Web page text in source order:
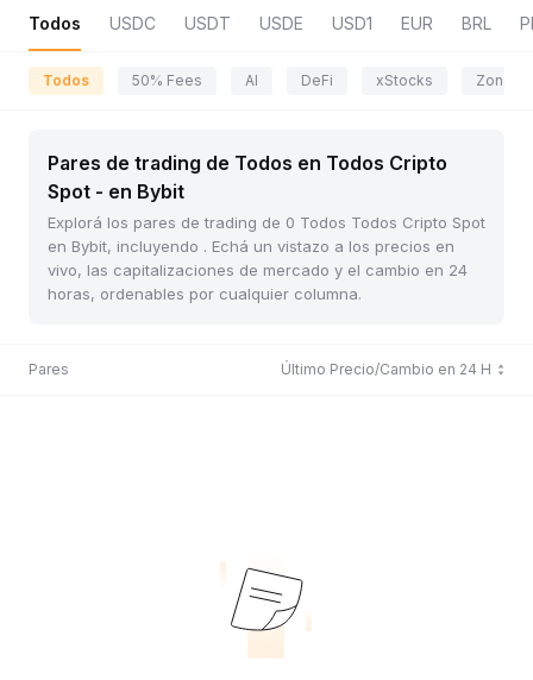
Todos USDC USDT USDE USD1 EUR BRL
Todos 50% Fees AI DeFi xStocks Zona
Pares de trading de Todos en Todos Cripto
Spot - en Bybit
Explorá los pares de trading de 0 Todos Todos Cripto Spot
en Bybit, incluyendo . Echá un vistazo a los precios en
vivo, las capitalizaciones de mercado y el cambio en 24
horas, ordenables por cualquier columna.
Pares Último Precio/Cambio en 24 H